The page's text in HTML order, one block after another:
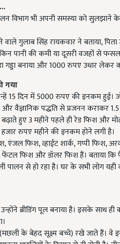
विभाग भी अपनी समस्या को सुलझाने
गुलाब सिंह रायकवार ने बताया,
पानी की कमी या दूसरी वजहों से
बनाया और 1000 रुपए उधार लेकर
गया
15 दिन में 5000 रुपए की इनकम हुई।
वैज्ञानिक पद्धति से प्रजनन कराकर
हुए 3 महीने पहले ही रेड फिश और
रुपए महीने की इनकम होने लगी है।
फिश, व्हाईट शार्क, गप्पी फिश,
फिश और डॉलर फिश हैं। बताया कि
पालन से हो रहा है। घर के सभी लोग
ब्रीडिंग पूल बनाया है। इसके साथ
के बेहद सूक्ष्म बच्चे) रखे जाते हैं। वे